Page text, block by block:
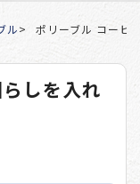
ル ポリーブル コーヒ
しを入れ